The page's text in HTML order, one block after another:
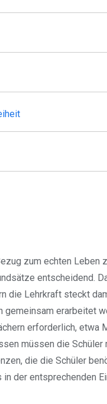
zum echten Leben
entscheidend.
die Lehrkraft steckt
gemeinsam erarbeitet
erforderlich, etwa
müssen die Schüler
die die Schüler
der entsprechenden